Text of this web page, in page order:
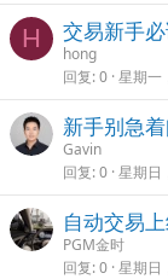
H 交易新手
hong
回复 0 星期一
新手别急
Gavin
回复 0 星期日
自动交易
PGM金时
回复 0 星期日